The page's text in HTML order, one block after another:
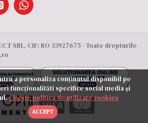
SRL, CIF: RO 33927675 - Toate drepturile
ACCEPT
a personaliza conținutul disponibil pe
funcționalităti specifice social media și
Citește politica de utilizare cookies